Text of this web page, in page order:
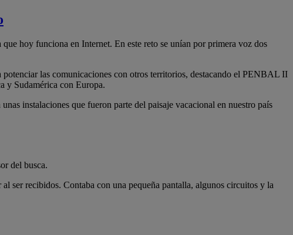
hoy funciona en Internet. En este reto se unían por primera voz dos
las comunicaciones con otros territorios, destacando el PENBAL II
y Sudamérica con Europa.
instalaciones que fueron parte del paisaje vacacional en nuestro país
del busca.
ser recibidos. Contaba con una pequeña pantalla, algunos circuitos y la